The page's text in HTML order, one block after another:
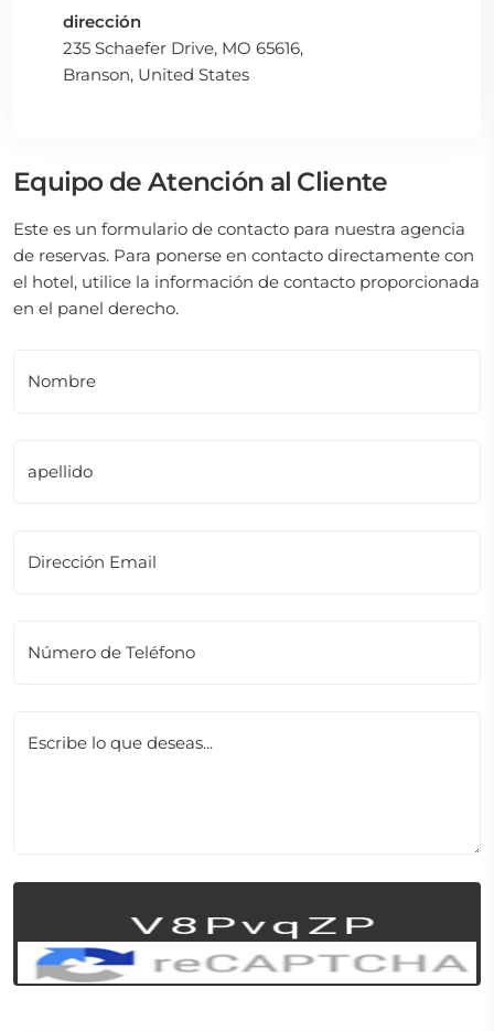
dirección
235 Schaefer Drive, MO 65616,
Branson, United States
Equipo de Atención al Cliente
Este es un formulario de contacto para nuestra agencia
de reservas. Para ponerse en contacto directamente con
el hotel, utilice la información de contacto proporcionada
en el panel derecho.
Nombre
apellido
Dirección Email
Número de Teléfono
Escribe lo que deseas...